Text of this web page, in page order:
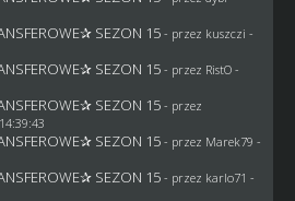
SEZON 15 - przez kuszczi -
SEZON 15 - przez RistO-
SEZON 15 - przez
SEZON 15 - przez Marek79 -
SEZON 15 - przez karlo71 -